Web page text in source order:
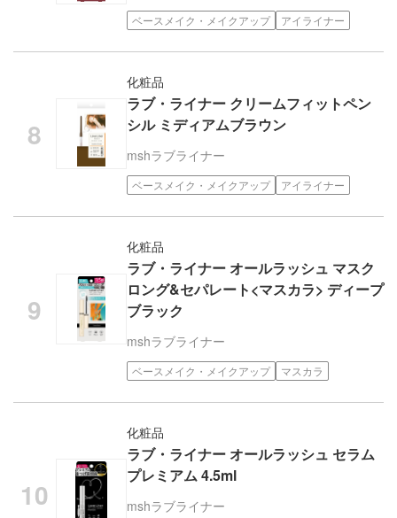
ベースメイク・メイクアップ アイライナー
化粧品
ラブ・ライナー クリームフィットペン
シル ミディアムブラウン
mshラブライナー
ベースメイク・メイクアップ アイライナー
化粧品
ラブ・ライナー オールラッシュ マスク
ロング&セパレート<マスカラ> ディープ
ブラック
mshラブライナー
ベースメイク・メイクアップ マスカラ
化粧品
ラブ・ライナー オールラッシュ セラム
プレミアム 4.5ml
mshラブライナー